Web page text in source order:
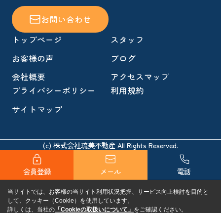
お問い合わせ
トップページ
スタッフ
お客様の声
ブログ
会社概要
アクセスマップ
プライバシーポリシー
利用規約
サイトマップ
(c) 株式会社琉美不動産 All Rights Reserved.
会員登録 メール 電話
当サイトでは、お客様の当サイト利用状況把握、サービス向上検討を目的と
して、クッキー（Cookie）を使用しています。
詳しくは、当社の 「Cookieの取扱いについて」 をご確認ください。